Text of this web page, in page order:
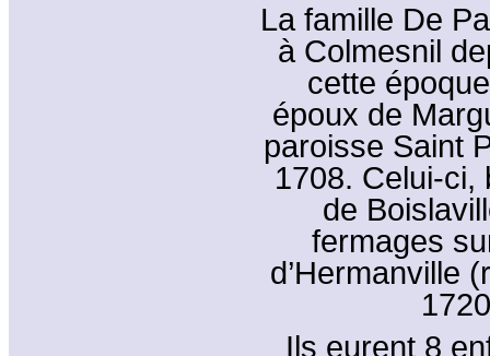
La famille De
à Colmesnil
cette
époux de
paroisse Saint
1708. Celui-ci,
de
fermages
d’Hermanville
Ils eurent 8